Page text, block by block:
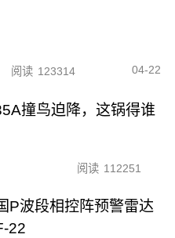
阅读 123314 04-22
撞鸟迫降，这锅得谁
阅读 112251
P波段相控阵预警雷达
22